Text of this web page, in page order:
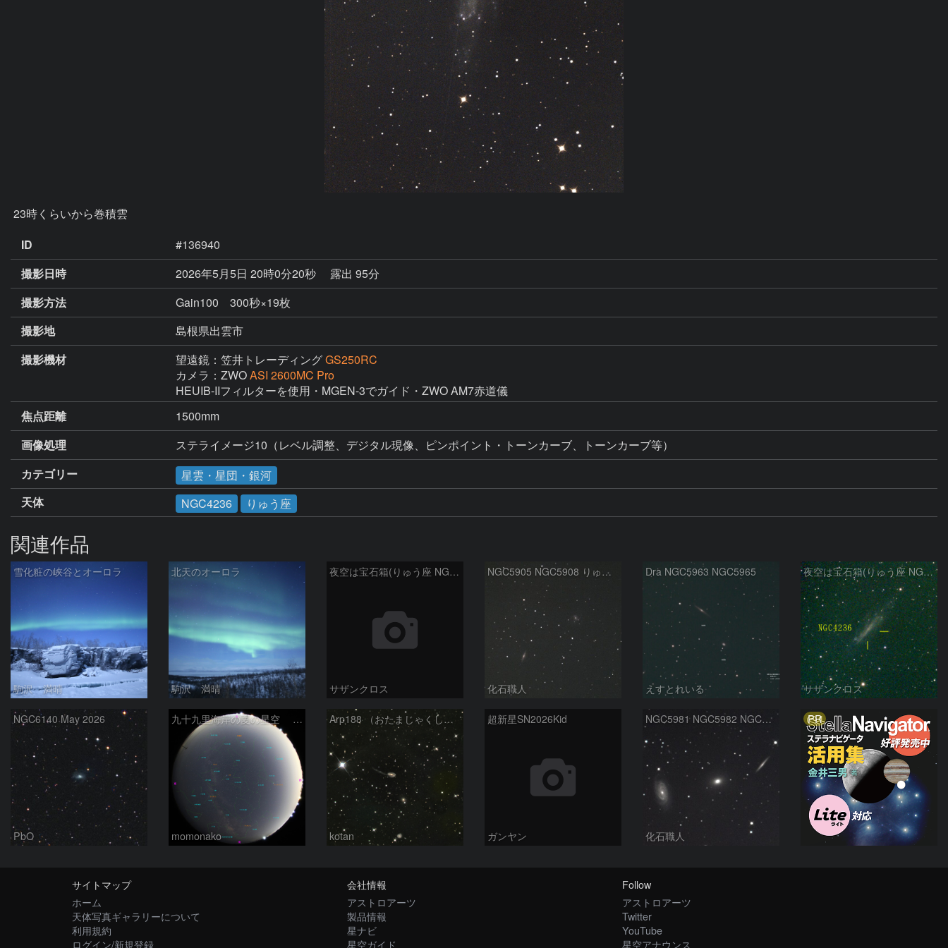
23時くらいから巻積雲
ID
#136940
撮影日時
2026年5月5日 20時0分20秒
露出 95分
撮影方法
Gain100 300秒×19枚
撮影地
島根県出雲市
撮影機材
望遠鏡：笠井トレーディングGS250RC
カメラ：ZWOASI 2600MC Pro
焦点距離
1500mm
画像処理
ステライメージ10（レベル調整、デジタル現像、ピンポイント・トーンカーブ、トーンカーブ等）
カテゴリー
星雲・星団・銀河
天体
NGC4236 りゅう座
関連作品
雪化粧の峡谷とオーロラ
駒沢 満晴
北天のオーロラ
駒沢 満晴
夜空は宝石箱(りゅう座 NGC6503) Seestar50
サザンクロス
NGC5905 NGC5908 りゅう座
化石職人
Dra NGC5963 NGC5965
えすとれいる
夜空は宝石箱(りゅう座 NGC4236) Seestar50
サザンクロス
NGC6140 May 2026
PbO
九十九里海岸の夏の星空 260518
momonako
Arp188 （おたまじゃくし銀河 りゅう座）
kotan
超新星SN2026Kid
ガンヤン
NGC5981 NGC5982 NGC5985 りゅう座
化石職人
PR
サイトマップ
ホーム
天体写真ギャラリーについて
利用規約
ログイン/新規登録
会社情報
アストロアーツ
製品情報
星ナビ
星空ガイド
Follow
アストロアーツ
Twitter
YouTube
星空アナウンス